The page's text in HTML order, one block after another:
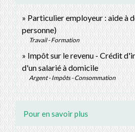
Particulier employeur : aide à
personne)
Travail - Formation
Impôt sur le revenu - Crédit
d'un salarié à domicile
Argent - Impôts - Consommation
Pour en savoir plus